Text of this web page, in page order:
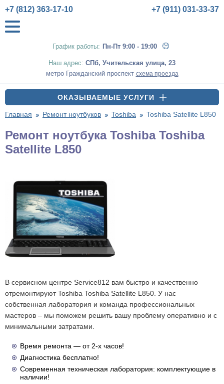
График работы: Пн-Пт 9:00 - 19:00
+7 (812) 363-17-10 +7 (911) 031-33-37
Наш адрес: СПб, Учительская улица, 23
метро Гражданский проспект схема проезда
ОКАЗЫВАЕМЫЕ УСЛУГИ
Главная Ремонт ноутбуков Toshiba Toshiba Satellite L850
Ремонт ноутбука Toshiba Toshiba
Satellite L850
В сервисном центре Service812 вам быстро и качественно
отремонтируют Toshiba Toshiba Satellite L850. У нас
собственная лаборатория и команда профессиональных
мастеров – мы поможем решить вашу проблему оперативно и с
минимальными затратами.
Время ремонта — от 2-х часов!
Диагностика бесплатно!
Современная техническая лаборатория: комплектующие в
наличии!